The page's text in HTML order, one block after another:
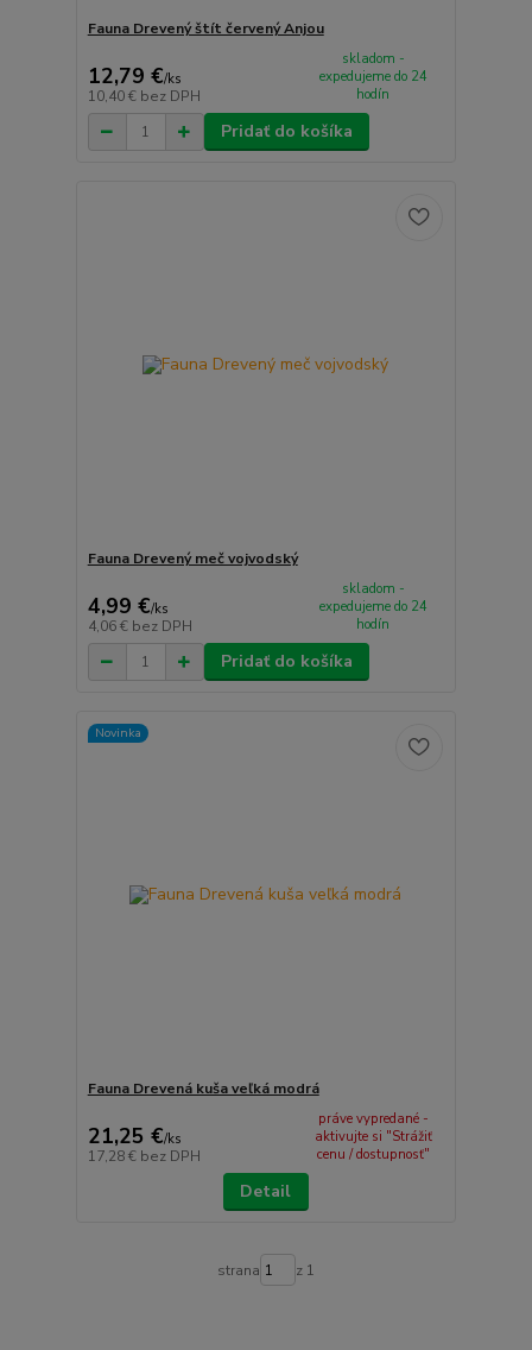
Fauna Drevený štít červený Anjou
12,79 €/ks
10,40 € bez DPH
skladom -
expedujeme do 24
hodín
Pridať do košíka
Fauna Drevený meč vojvodský
4,99 €/ks
4,06 € bez DPH
skladom -
expedujeme do 24
hodín
Pridať do košíka
Novinka
Fauna Drevená kuša veľká modrá
21,25 €/ks
17,28 € bez DPH
práve vypredané -
aktivujte si "Strážiť
cenu / dostupnosť"
Detail
strana z 1